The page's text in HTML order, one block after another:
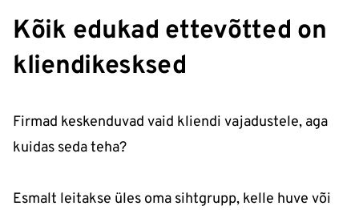
Kõik edukad ettevõtted on
kliendikesksed
Firmad keskenduvad vaid kliendi vajadustele, aga
kuidas seda teha?
Esmalt leitakse üles oma sihtgrupp, kelle huve või